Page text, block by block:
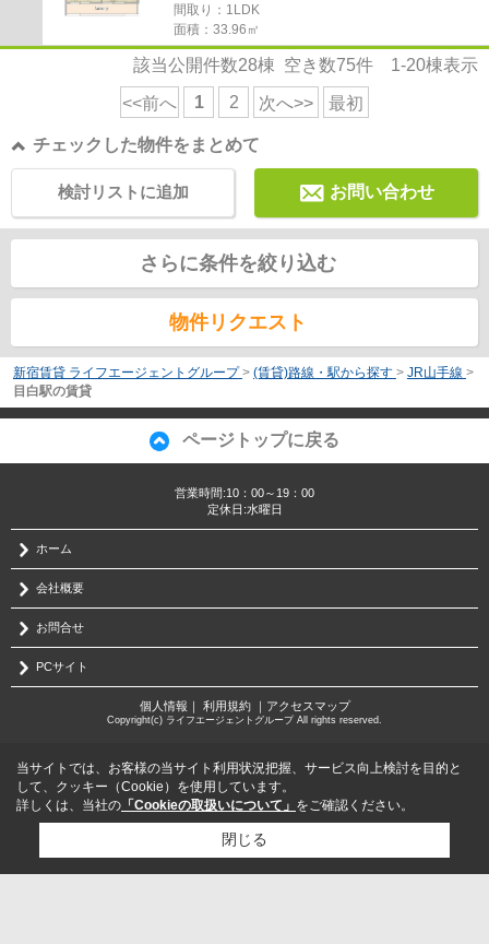
間取り：1LDK
面積：33.96㎡
該当公開件数28棟 空き数75件 1-20棟表示
<<前へ 1 2 次へ>> 最初
チェックした物件をまとめて
お問い合わせ
検討リストに追加
さらに条件を絞り込む
物件リクエスト
新宿賃貸 ライフエージェントグループ > (賃貸)路線・駅から探す > JR山手線 >
目白駅の賃貸
ページトップに戻る
営業時間:10：00～19：00
定休日:水曜日
ホーム
会社概要
お問合せ
PCサイト
個人情報 ｜ 利用規約｜ アクセスマップ
Copyright(c) ライフエージェントグループ All rights reserved.
当サイトでは、お客様の当サイト利用状況把握、サービス向上検討を目的と
して、クッキー（Cookie）を使用しています。
詳しくは、当社の 「Cookieの取扱いについて」 をご確認ください。
閉じる